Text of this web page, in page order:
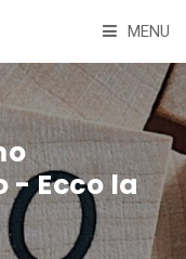
MENU
- Ecco la